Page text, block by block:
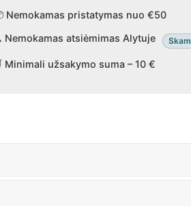
Nemokamas pristatymas nuo €50
Nemokamas atsiėmimas Alytuje
Minimali užsakymo suma – 10 €